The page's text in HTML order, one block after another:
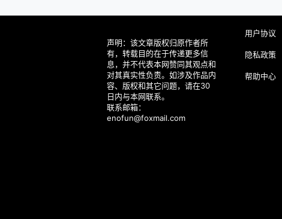
声明：该文章版权归原作者所
有，转载目的在于传递更多信
息，并不代表本网赞同其观点和
对其真实性负责。如涉及作品内
容、版权和其它问题，请在30
日内与本网联系。
联系邮箱：
enofun@foxmail.com
用户协议
隐私政策
帮助中心